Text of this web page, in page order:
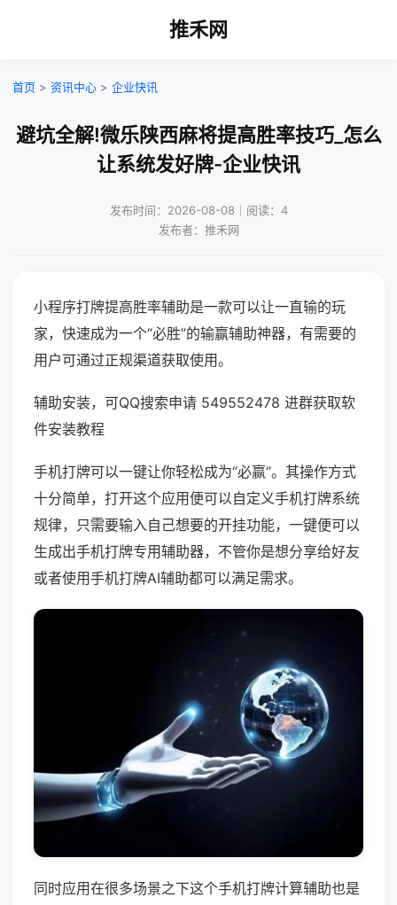
推禾网
首页 > 资讯中心 > 企业快讯
避坑全解!微乐陕西麻将提高胜率技巧_怎么
让系统发好牌-企业快讯
发布时间：2026-08-08｜阅读：4
发布者：推禾网
小程序打牌提高胜率辅助是一款可以让一直输的玩
家，快速成为一个“必胜”的输赢辅助神器，有需要的
用户可通过正规渠道获取使用。
辅助安装，可QQ搜索申请 549552478 进群获取软
件安装教程
手机打牌可以一键让你轻松成为“必赢”。其操作方式
十分简单，打开这个应用便可以自定义手机打牌系统
规律，只需要输入自己想要的开挂功能，一键便可以
生成出手机打牌专用辅助器，不管你是想分享给好友
或者使用手机打牌AI辅助都可以满足需求。
同时应用在很多场景之下这个手机打牌计算辅助也是